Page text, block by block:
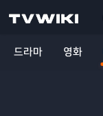
드라마 영화